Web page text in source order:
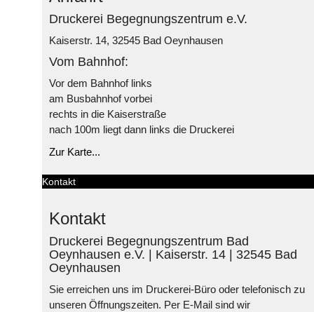
Druckerei Begegnungszentrum e.V.
Kaiserstr. 14, 32545 Bad Oeynhausen
Vom Bahnhof:
Vor dem Bahnhof links
am Busbahnhof vorbei
rechts in die Kaiserstraße
nach 100m liegt dann links die Druckerei
Zur Karte...
Kontakt
Kontakt
Druckerei Begegnungszentrum Bad
Oeynhausen e.V. | Kaiserstr. 14 | 32545 Bad
Oeynhausen
Sie erreichen uns im Druckerei-Büro oder telefonisch zu
unseren Öffnungszeiten. Per E-Mail sind wir